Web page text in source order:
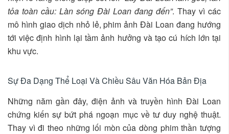
tỏa toàn cầu: Làn sóng Đài Loan đang đến”. Thay vì các
mô hình giao dịch nhỏ lẻ, phim ảnh Đài Loan đang hướng
tới việc định hình lại tầm ảnh hưởng và tạo cú hích lớn tại
khu vực.
Sự Đa Dạng Thể Loại Và Chiều Sâu Văn Hóa Bản Địa
Những năm gần đây, điện ảnh và truyền hình Đài Loan
chứng kiến sự bứt phá ngoạn mục về tư duy nghệ thuật.
Thay vì đi theo những lối mòn của dòng phim thần tượng